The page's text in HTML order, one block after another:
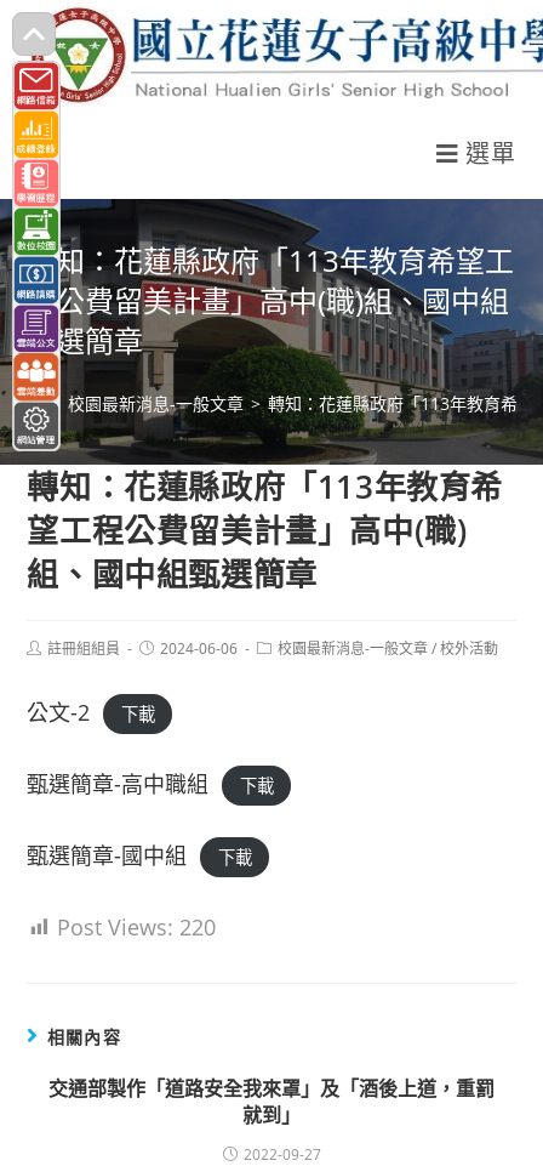
跳
轉
至
主
要
內
容
選單
轉知：花蓮縣政府「113年教育希望工
程公費留美計畫」高中(職)組、國中組
甄選簡章
> 校園最新消息-一般文章 > 轉知：花蓮縣政府「113年教育希
轉知：花蓮縣政府「113年教育希
望工程公費留美計畫」高中(職)
組、國中組甄選簡章
Post註冊組組員
Post2024-06-06
Post校園最新消息-一般文章 / 校外活動
公文-2 下載
甄選簡章-高中職組 下載
甄選簡章-國中組 下載
Post Views: 220
相關內容
交通部製作「道路安全我來罩」及「酒後上道，重罰
就到」
2022-09-27